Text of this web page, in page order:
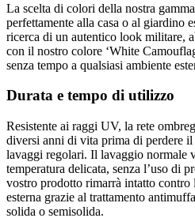
La scelta di colori della nostra
perfettamente alla casa o al giardino
ricerca di un autentico look militare,
con il nostro colore ‘White
senza tempo a qualsiasi ambiente
Durata e tempo di utilizzo
Resistente ai raggi UV, la rete
diversi anni di vita prima di perdere
lavaggi regolari. Il lavaggio normale
temperatura delicata, senza l’uso di
vostro prodotto rimarrà intatto contro
esterna grazie al trattamento
solida o semisolida.